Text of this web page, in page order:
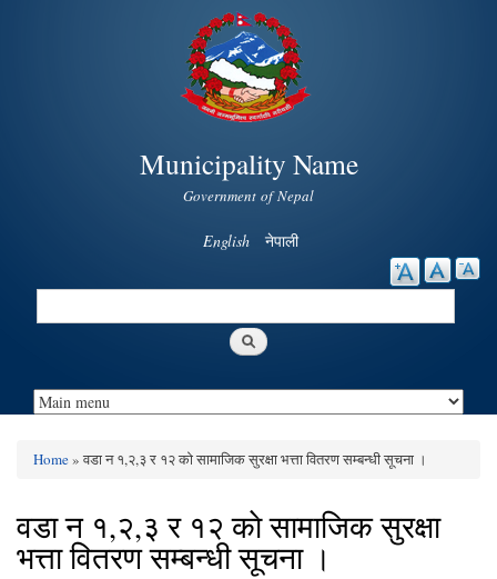
Skip to
main
content
Municipality Name
Government of Nepal
English नेपाली
Search
You are here
Home» वडा न‌‍ १,२,३ र १२ काे सामाजिक सुरक्षा भत्ता वितरण सम्बन्धी सूचना ।
वडा न‌‍ १,२,३ र १२ काे सामाजिक सुरक्षा
भत्ता वितरण सम्बन्धी सूचना ।